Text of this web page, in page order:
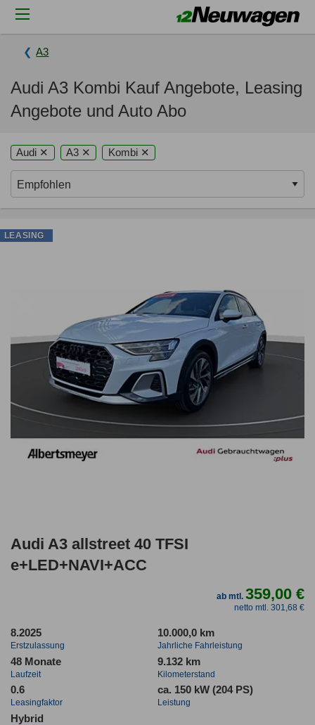
A3
Audi A3 Kombi Kauf Angebote, Leasing
Angebote und Auto Abo
Audi ✕ A3 ✕ Kombi ✕
Audi A3 allstreet 40 TFSI
e+LED+NAVI+ACC
ab mtl.359,00 €
netto mtl. 301,68 €
8.2025
Erstzulassung
10.000,0 km
Jahrliche Fahrleistung
48 Monate
Laufzeit
9.132 km
Kilometerstand
0.6
Leasingfaktor
ca. 150 kW (204 PS)
Leistung
Hybrid
LEASING